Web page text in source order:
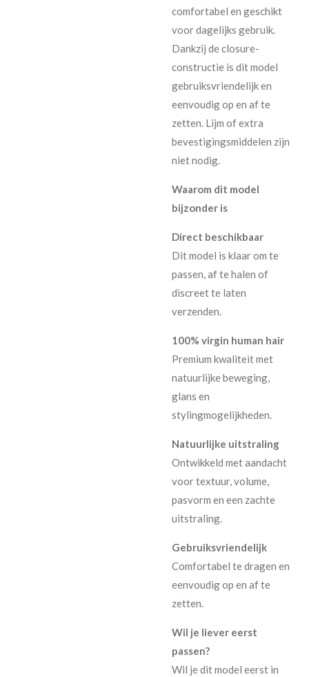
comfortabel en geschikt
voor dagelijks gebruik.
Dankzij de closure-
constructie is dit model
gebruiksvriendelijk en
eenvoudig op en af te
zetten. Lijm of extra
bevestigingsmiddelen zijn
niet nodig.
Waarom dit model
bijzonder is
Direct beschikbaar
Dit model is klaar om te
passen, af te halen of
discreet te laten
verzenden.
100% virgin human hair
Premium kwaliteit met
natuurlijke beweging,
glans en
stylingmogelijkheden.
Natuurlijke uitstraling
Ontwikkeld met aandacht
voor textuur, volume,
pasvorm en een zachte
uitstraling.
Gebruiksvriendelijk
Comfortabel te dragen en
eenvoudig op en af te
zetten.
Wil je liever eerst
passen?
Wil je dit model eerst in